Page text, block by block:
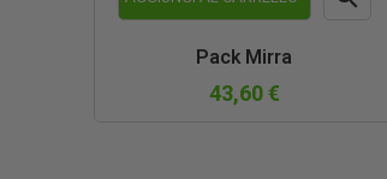
Pack Mirra
43,60 €